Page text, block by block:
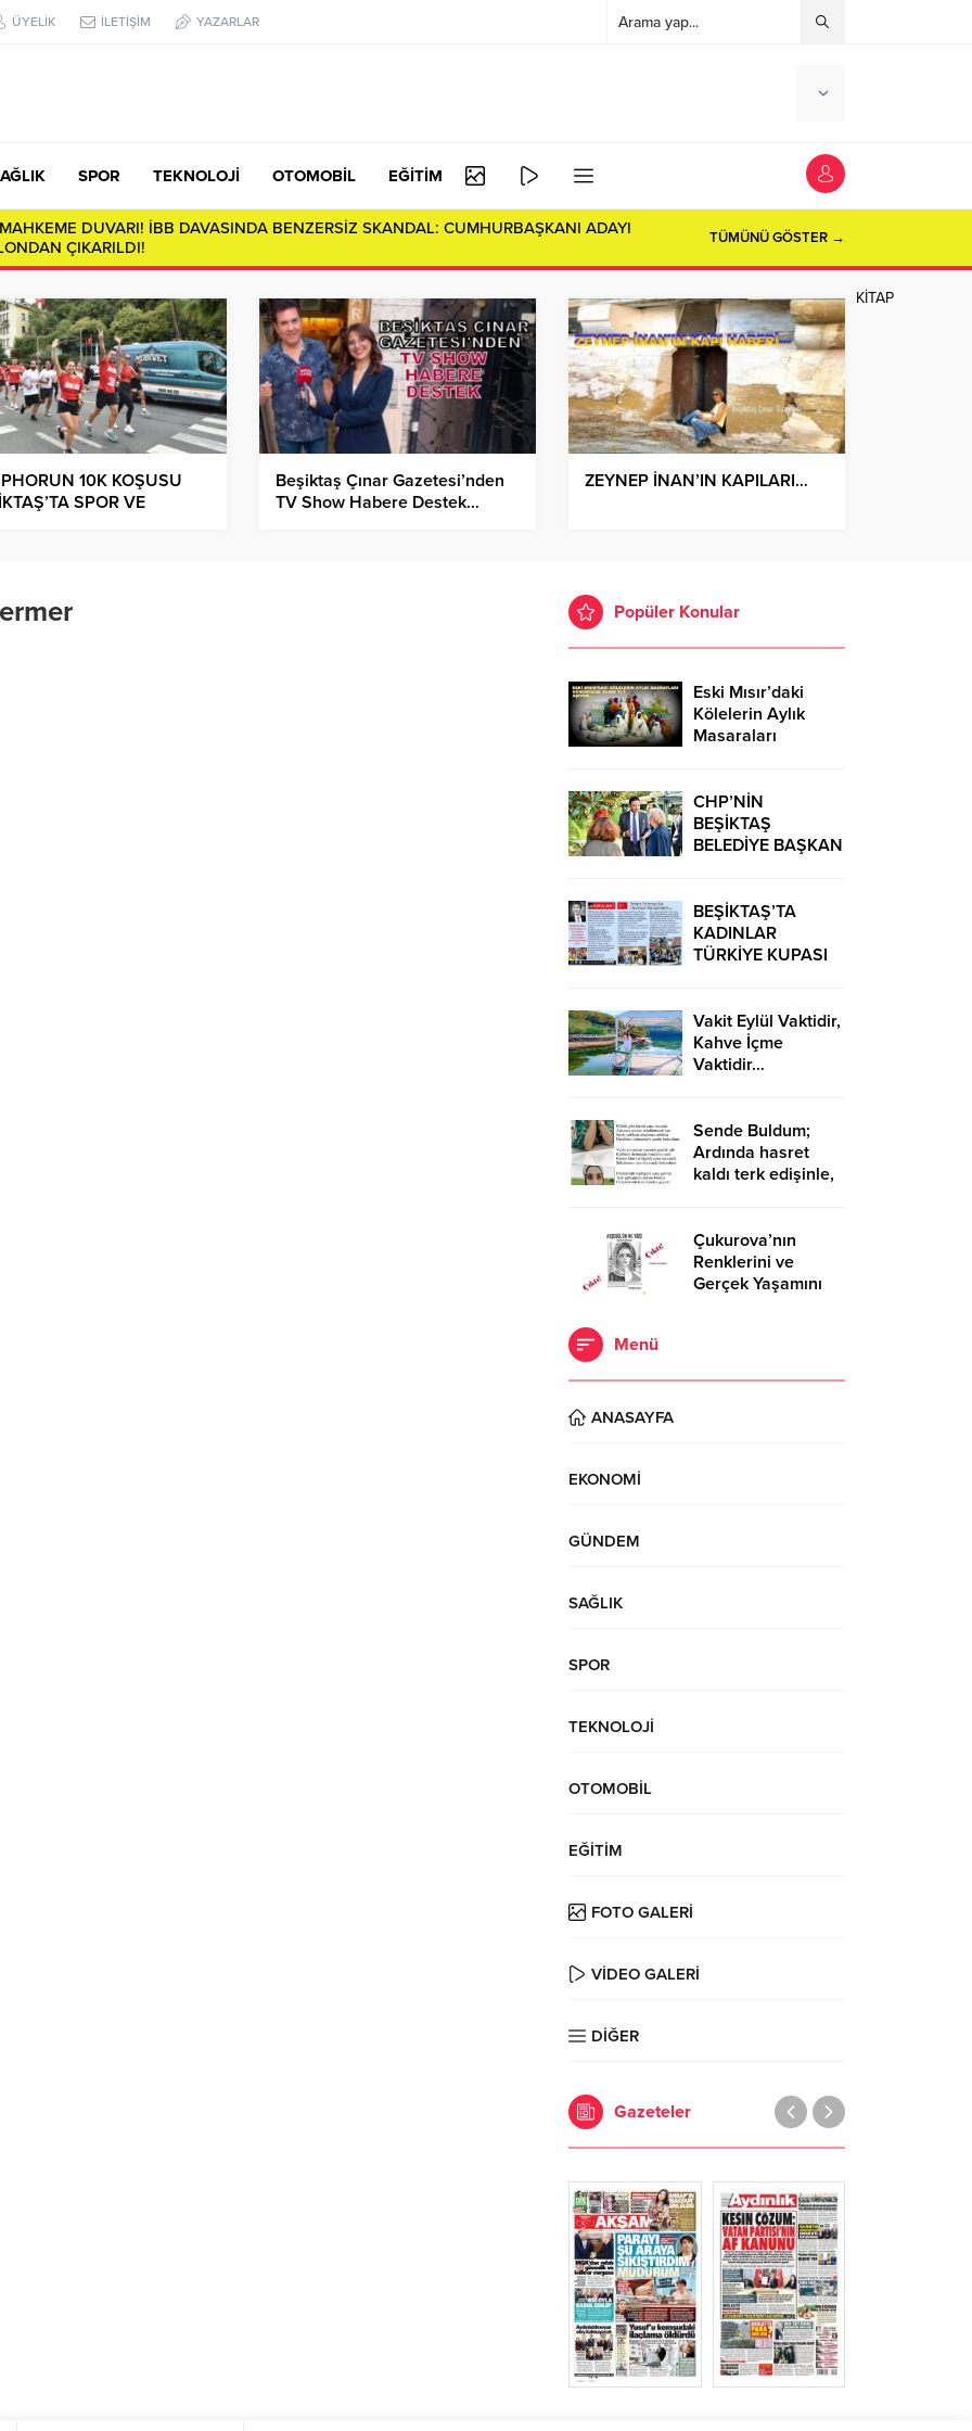
ÜYELİK İLETİŞİM YAZARLAR
SPOR TEKNOLOJİ OTOMOBİL EĞİTİM
DUVARI! İBB DAVASINDA BENZERSİZ SKANDAL: CUMHURBAŞKANI ADAYI
ÇIKARILDI!
TÜMÜNÜ GÖSTER →
KİTAP
10K KOŞUSU
SPOR VE
Beşiktaş Çınar Gazetesi’nden
TV Show Habere Destek…
ZEYNEP İNAN’IN KAPILARI…
Popüler Konular
Eski Mısır’daki
Kölelerin Aylık
Masaraları
Aşıyor…
CHP’NİN
BEŞİKTAŞ
BELEDİYE BAŞKAN
BEŞİKTAŞ’TA
KADINLAR
TÜRKİYE KUPASI
Vakit Eylül Vaktidir,
Kahve İçme
Vaktidir…
Sende Buldum;
Ardında hasret
kaldı terk edişinle,
Açıldı yaralarım
senin elinle…
Çukurova’nın
Renklerini ve
Gerçek Yaşamını
Menü
ANASAYFA
EKONOMİ
GÜNDEM
SAĞLIK
SPOR
TEKNOLOJİ
OTOMOBİL
EĞİTİM
FOTO GALERİ
VİDEO GALERİ
DİĞER
Gazeteler